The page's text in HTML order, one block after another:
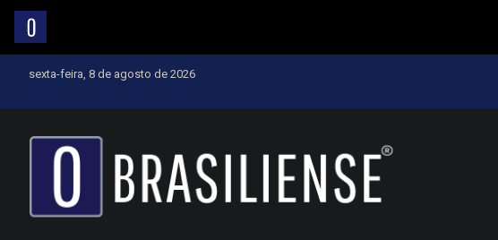
sexta-feira, 8 de agosto de 2026